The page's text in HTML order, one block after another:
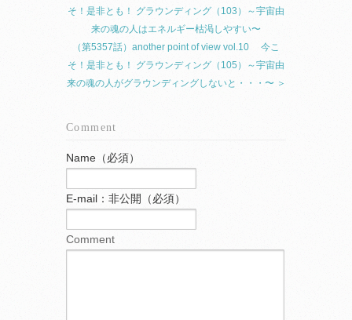
そ！是非とも！ グラウンディング（103）～宇宙由
来の魂の人はエネルギー枯渇しやすい〜
（第5357話）another point of view vol.10 今こ
そ！是非とも！ グラウンディング（105）～宇宙由
来の魂の人がグラウンディングしないと・・・〜 ＞
Comment
Name（必須）
E-mail：非公開（必須）
Comment